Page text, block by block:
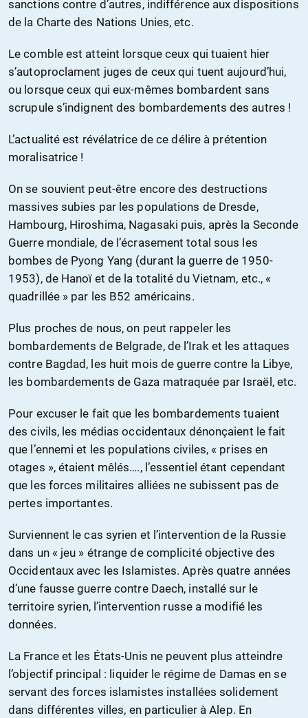
sanctions contre d’autres, indifférence aux dispositions
de la Charte des Nations Unies, etc.
Le comble est atteint lorsque ceux qui tuaient hier
s’autoproclament juges de ceux qui tuent aujourd’hui,
ou lorsque ceux qui eux-mêmes bombardent sans
scrupule s’indignent des bombardements des autres !
L’actualité est révélatrice de ce délire à prétention
moralisatrice !
On se souvient peut-être encore des destructions
massives subies par les populations de Dresde,
Hambourg, Hiroshima, Nagasaki puis, après la Seconde
Guerre mondiale, de l’écrasement total sous les
bombes de Pyong Yang (durant la guerre de 1950-
1953), de Hanoï et de la totalité du Vietnam, etc., «
quadrillée » par les B52 américains.
Plus proches de nous, on peut rappeler les
bombardements de Belgrade, de l’Irak et les attaques
contre Bagdad, les huit mois de guerre contre la Libye,
les bombardements de Gaza matraquée par Israël, etc.
Pour excuser le fait que les bombardements tuaient
des civils, les médias occidentaux dénonçaient le fait
que l’ennemi et les populations civiles, « prises en
otages », étaient mêlés…., l’essentiel étant cependant
que les forces militaires alliées ne subissent pas de
pertes importantes.
Surviennent le cas syrien et l’intervention de la Russie
dans un « jeu » étrange de complicité objective des
Occidentaux avec les Islamistes. Après quatre années
d’une fausse guerre contre Daech, installé sur le
territoire syrien, l’intervention russe a modifié les
données.
La France et les États-Unis ne peuvent plus atteindre
l’objectif principal : liquider le régime de Damas en se
servant des forces islamistes installées solidement
dans différentes villes, en particulier à Alep. En